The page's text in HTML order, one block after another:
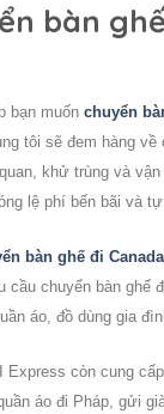
bàn
bạn muốn chuyển
tôi sẽ đem hàng
khử trùng và
lệ phí bến bãi và
bàn ghế đi Canada
cầu chuyển bàn ghế
áo, đồ dùng gia
Express còn cung
áo đi Pháp, gửi